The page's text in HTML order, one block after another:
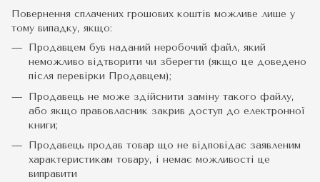
Повернення сплачених грошових коштів можливе лише у
тому випадку, якщо:
Продавцем був наданий неробочий файл, який
неможливо відтворити чи зберегти (якщо це доведено
після перевірки Продавцем);
Продавець не може здійснити заміну такого файлу,
або якщо правовласник закрив доступ до електронної
книги;
Продавець продав товар що не відповідає заявленим
характеристикам товару, і немає можливості це
виправити